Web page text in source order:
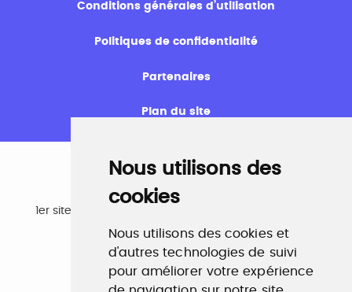
Nous utilisons des
cookies
Nous utilisons des cookies et
d'autres technologies de suivi
pour améliorer votre expérience
Conditions générales d’utilisation
Politiques de confidentialité
Partenaires
Plan du site
Emploi
1er site emploi du secteur culturel 784.000 visites et
www.profilculture.com
Formation